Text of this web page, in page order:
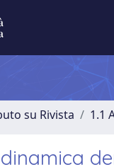
su Rivista 1.1